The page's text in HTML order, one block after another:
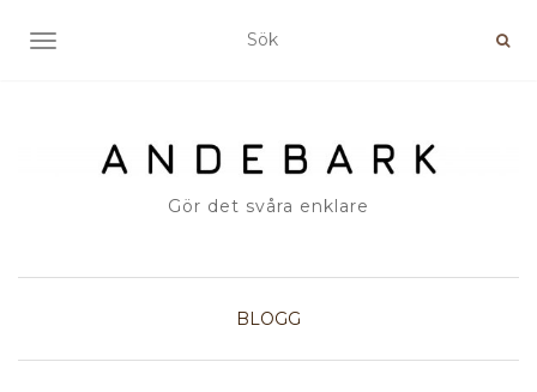
SLÅ PÅ/AV NAVIGERING
Gör det svåra enklare
BLOGG